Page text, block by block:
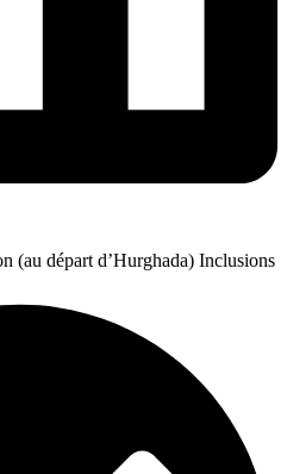
(au départ d’Hurghada) Inclusions